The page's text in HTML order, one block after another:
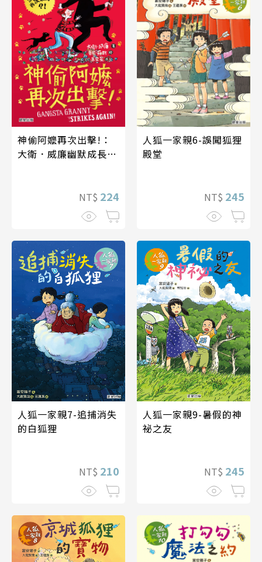
神偷阿嬤再次出擊!：
大衛．威廉幽默成長小
NT$ 224
人狐一家親6-誤闖狐狸
殿堂
NT$ 245
人狐一家親7-追捕消失
的白狐狸
NT$ 210
人狐一家親9-暑假的神
祕之友
NT$ 245